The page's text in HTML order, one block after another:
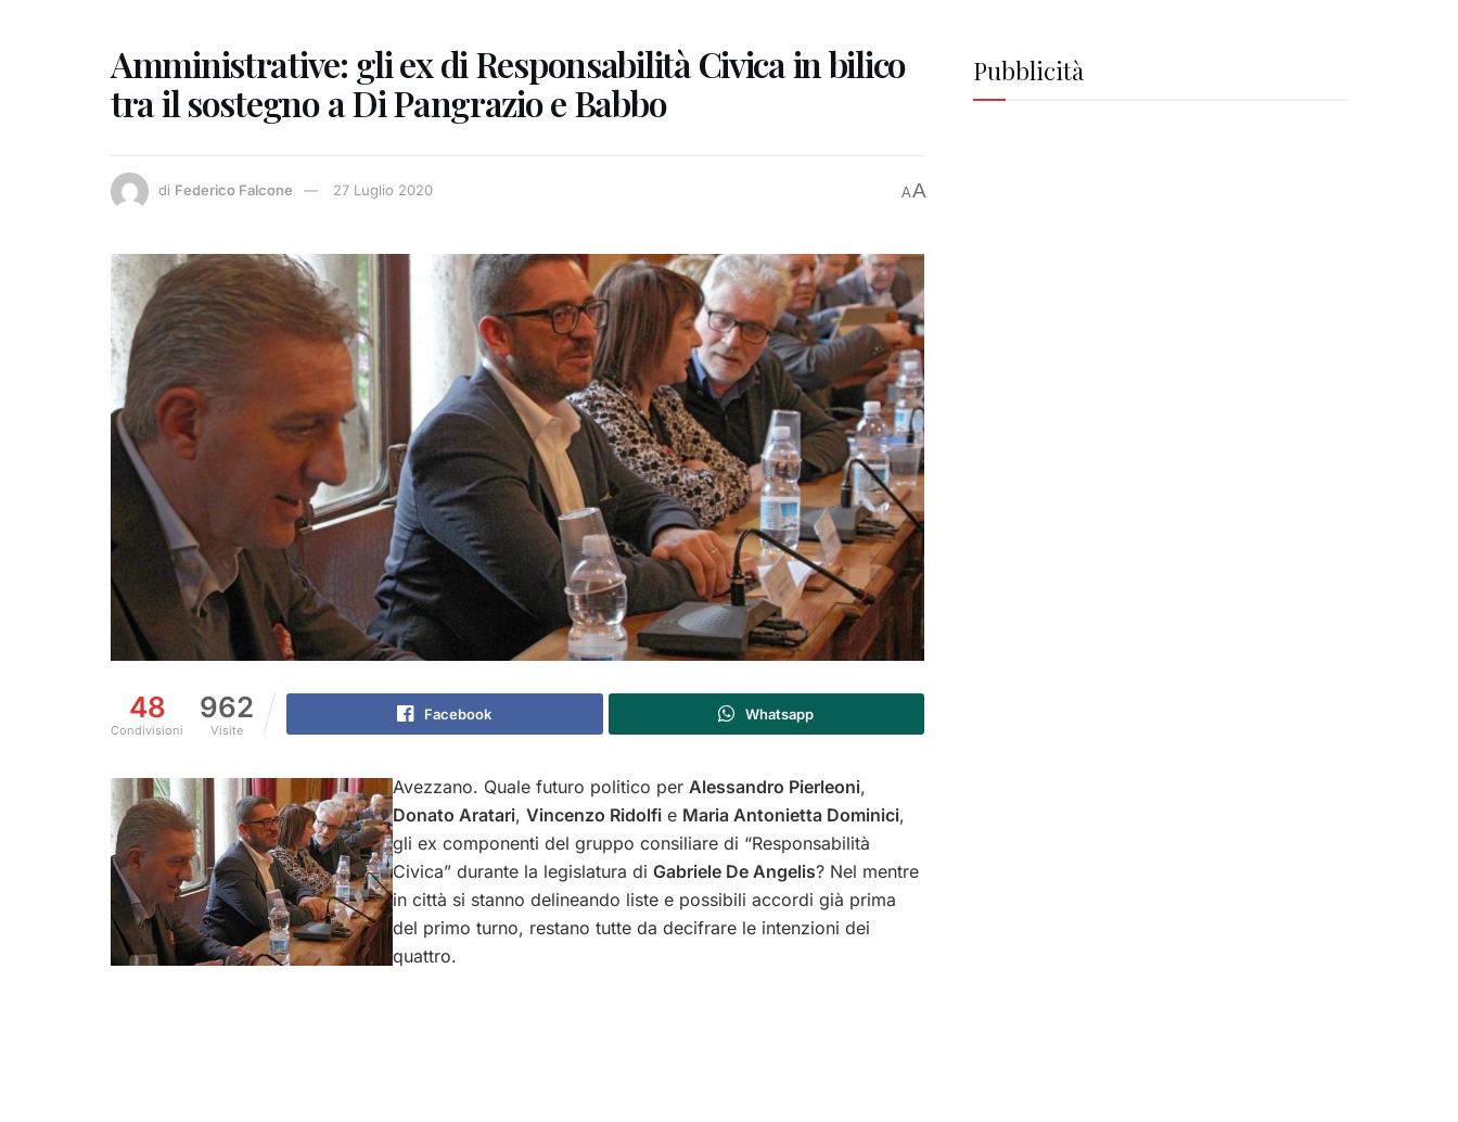
Amministrative: gli ex di Responsabilità Civica in bilico
tra il sostegno a Di Pangrazio e Babbo
di Federico Falcone 27 Luglio 2020 AA
48
Condivisioni
962
Visite
Facebook Whatsapp
Avezzano. Quale futuro politico per Alessandro Pierleoni,
Donato Aratari, Vincenzo Ridolfi e Maria Antonietta Dominici,
gli ex componenti del gruppo consiliare di “Responsabilità
Civica” durante la legislatura di Gabriele De Angelis? Nel mentre
in città si stanno delineando liste e possibili accordi già prima
del primo turno, restano tutte da decifrare le intenzioni dei
quattro.
Pubblicità